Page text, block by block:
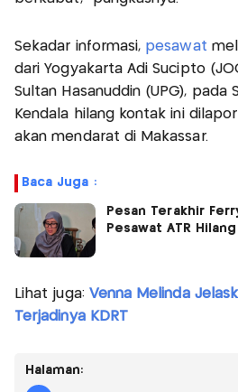
Sekadar informasi, pesawat
dari Yogyakarta Adi Sucipto
Sultan Hasanuddin (UPG), pada
Kendala hilang kontak ini
akan mendarat di Makassar.
Baca Juga :
Pesan Terakhir
Pesawat ATR
Lihat juga: Venna Melinda
Terjadinya KDRT
Halaman: